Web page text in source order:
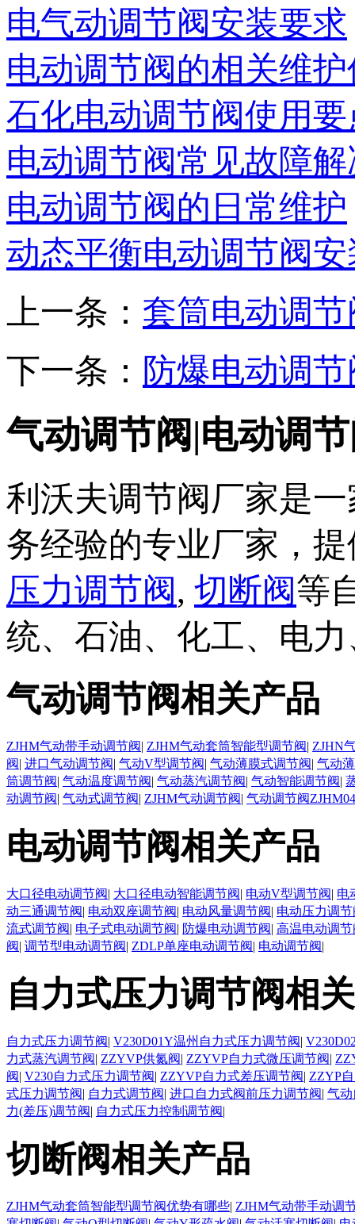
电气动调节阀安装要求
电动调节阀的相关维
石化电动调节阀使用要
电动调节阀常见故障
电动调节阀的日常维护
动态平衡电动调节阀
上一条： 套筒电动调节
下一条： 防爆电动调
气动调节阀|电动调
利沃夫调节阀厂家是
务经验的专业厂家，
压力调节阀, 切断阀等
统、石油、化工、电
气动调节阀相关产品
ZJHM气动带手动调节阀| ZJHM气动套筒智能型调节阀| ZJHN
阀| 进口气动调节阀| 气动V型调节阀| 气动薄膜式调节阀| 气动
筒调节阀| 气动温度调节阀| 气动蒸汽调节阀| 气动智能调节阀|
动调节阀| 气动式调节阀| ZJHM气动调节阀| 气动调节阀ZJHM04
电动调节阀相关产品
大口径电动调节阀| 大口径电动智能调节阀| 电动V型调节阀| 电
动三通调节阀| 电动双座调节阀| 电动风量调节阀| 电动压力调节
流式调节阀| 电子式电动调节阀| 防爆电动调节阀| 高温电动调节
阀| 调节型电动调节阀| ZDLP单座电动调节阀| 电动调节阀|
自力式压力调节阀相
自力式压力调节阀| V230D01Y温州自力式压力调节阀|
力式蒸汽调节阀| ZZYVP供氮阀| ZZYVP自力式微压调节阀|
阀| V230自力式压力调节阀| ZZYVP自力式差压调节阀| ZZYP
式压力调节阀| 自力式调节阀| 进口自力式阀前压力调节阀| 气
力(差压)调节阀| 自力式压力控制调节阀|
切断阀相关产品
ZJHM气动套筒智能型调节阀优势有哪些| ZJHM气动带手动调